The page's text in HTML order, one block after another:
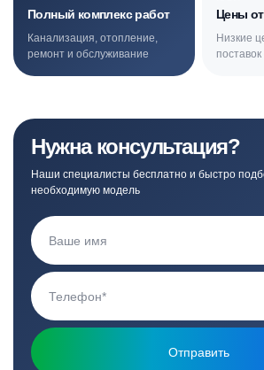
Полный комплекс работ
Канализация, отопление,
ремонт и обслуживание
Цены
Низкие
Нужна консультация?
Наши специалисты бесплатно и быстро
необходимую модель